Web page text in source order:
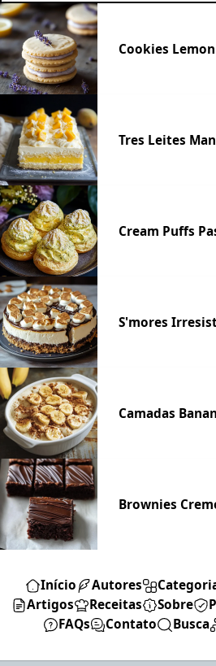
Cookies
Tres Leites
Cream Puffs
S'mores
Camadas
Brownies
Início Autores
Artigos
Receitas Sobre
FAQs
Contato Busca